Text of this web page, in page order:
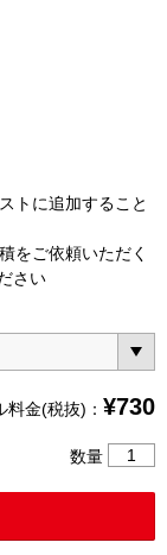
トに追加すること
をご依頼いただく
さい
料金(税抜)： ¥730
数量